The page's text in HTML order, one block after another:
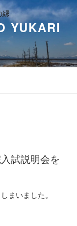
YUKARI
試説明会を
まいました。